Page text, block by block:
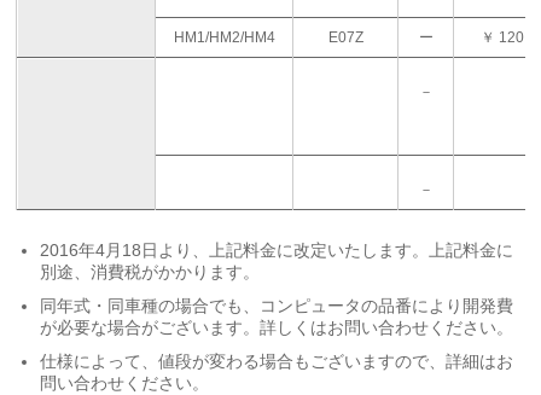
HM1/HM2/HM4 E07Z ー ￥
－
－
2016年4月18日より、上記料金に改定いたします。上記料金に
別途、消費税がかかります。
同年式・同車種の場合でも、コンピュータの品番により開発費
が必要な場合がございます。詳しくはお問い合わせください。
仕様によって、値段が変わる場合もございますので、詳細はお
問い合わせください。